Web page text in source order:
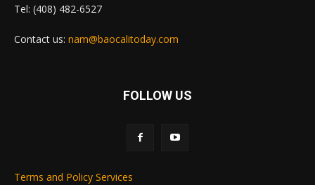
Tel: (408) 482-6527
Contact us: nam@baocalitoday.com
FOLLOW US
Terms and Policy Services